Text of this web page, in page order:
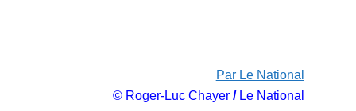
Par Le National
© Roger-Luc Chayer/Le National